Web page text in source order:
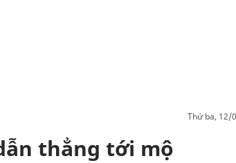
thứ ba, 12/
thẳng tới mộ